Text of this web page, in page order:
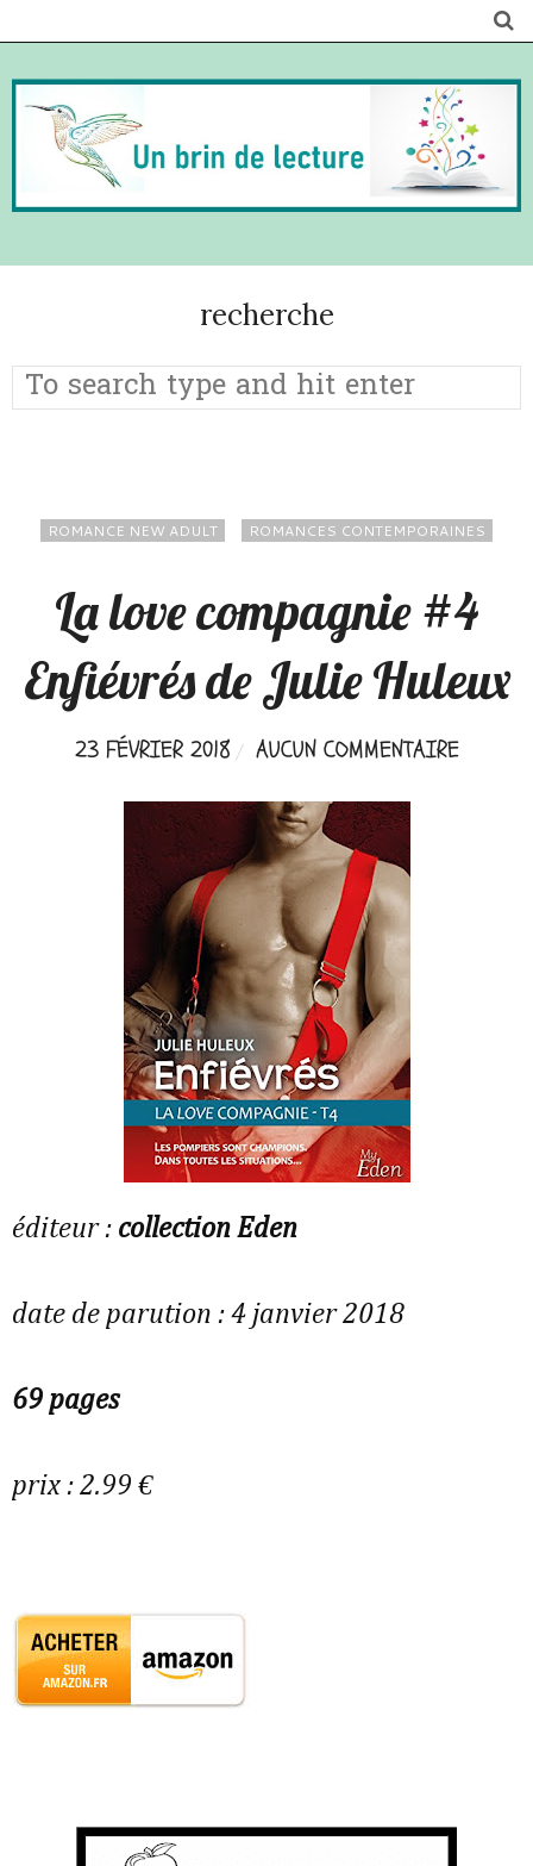
recherche
ROMANCE NEW ADULT ROMANCES CONTEMPORAINES
La love compagnie #4
Enfiévrés de Julie Huleux
23 FÉVRIER 2018 AUCUN COMMENTAIRE
éditeur : collection Eden
date de parution : 4 janvier 2018
69 pages
prix : 2.99 €